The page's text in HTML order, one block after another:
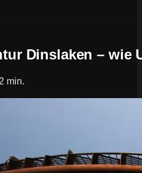
Dinslaken – wie
min.